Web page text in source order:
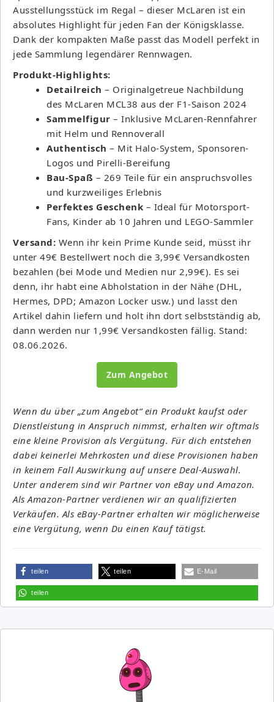
Ausstellungsstück im Regal – dieser McLaren ist ein
absolutes Highlight für jeden Fan der Königsklasse.
Dank der kompakten Maße passt das Modell perfekt in
jede Sammlung legendärer Rennwagen.
Produkt-Highlights:
Detailreich – Originalgetreue Nachbildung
des McLaren MCL38 aus der F1-Saison 2024
Sammelfigur – Inklusive McLaren-Rennfahrer
mit Helm und Rennoverall
Authentisch – Mit Halo-System, Sponsoren-
Logos und Pirelli-Bereifung
Bau-Spaß – 269 Teile für ein anspruchsvolles
und kurzweiliges Erlebnis
Perfektes Geschenk – Ideal für Motorsport-
Fans, Kinder ab 10 Jahren und LEGO-Sammler
Versand: Wenn ihr kein Prime Kunde seid, müsst ihr
unter 49€ Bestellwert noch die 3,99€ Versandkosten
bezahlen (bei Mode und Medien nur 2,99€). Es sei
denn, ihr habt eine Abholstation in der Nähe (DHL,
Hermes, DPD; Amazon Locker usw.) und lasst den
Artikel dahin liefern und holt ihn dort selbstständig ab,
dann werden nur 1,99€ Versandkosten fällig. Stand:
08.06.2026.
Zum Angebot
Wenn du über „zum Angebot“ ein Produkt kaufst oder
Dienstleistung in Anspruch nimmst, erhalten wir oftmals
eine kleine Provision als Vergütung. Für dich entstehen
dabei keinerlei Mehrkosten und diese Provisionen haben
in keinem Fall Auswirkung auf unsere Deal-Auswahl.
Unter anderem sind wir Partner von eBay und Amazon.
Als Amazon-Partner verdienen wir an qualifizierten
Verkäufen. Als eBay-Partner erhalten wir möglicherweise
eine Vergütung, wenn Du einen Kauf tätigst.
teilen teilen E-Mail
teilen